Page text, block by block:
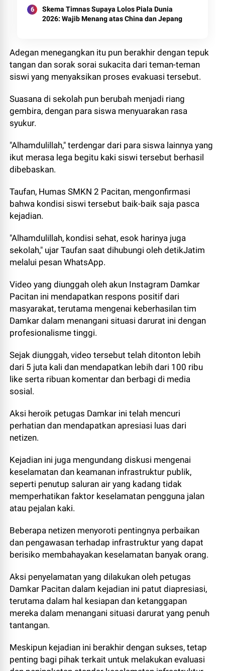
Skema Timnas Supaya Lolos Piala Dunia
2026: Wajib Menang atas China dan Jepang
Adegan menegangkan itu pun berakhir dengan tepuk
tangan dan sorak sorai sukacita dari teman-teman
siswi yang menyaksikan proses evakuasi tersebut.
Suasana di sekolah pun berubah menjadi riang
gembira, dengan para siswa menyuarakan rasa
syukur.
"Alhamdulillah," terdengar dari para siswa lainnya yang
ikut merasa lega begitu kaki siswi tersebut berhasil
dibebaskan.
Taufan, Humas SMKN 2 Pacitan, mengonfirmasi
bahwa kondisi siswi tersebut baik-baik saja pasca
kejadian.
"Alhamdulillah, kondisi sehat, esok harinya juga
sekolah," ujar Taufan saat dihubungi oleh detikJatim
melalui pesan WhatsApp.
Video yang diunggah oleh akun Instagram Damkar
Pacitan ini mendapatkan respons positif dari
masyarakat, terutama mengenai keberhasilan tim
Damkar dalam menangani situasi darurat ini dengan
profesionalisme tinggi.
Sejak diunggah, video tersebut telah ditonton lebih
dari 5 juta kali dan mendapatkan lebih dari 100 ribu
like serta ribuan komentar dan berbagi di media
sosial.
Aksi heroik petugas Damkar ini telah mencuri
perhatian dan mendapatkan apresiasi luas dari
netizen.
Kejadian ini juga mengundang diskusi mengenai
keselamatan dan keamanan infrastruktur publik,
seperti penutup saluran air yang kadang tidak
memperhatikan faktor keselamatan pengguna jalan
atau pejalan kaki.
Beberapa netizen menyoroti pentingnya perbaikan
dan pengawasan terhadap infrastruktur yang dapat
berisiko membahayakan keselamatan banyak orang.
Aksi penyelamatan yang dilakukan oleh petugas
Damkar Pacitan dalam kejadian ini patut diapresiasi,
terutama dalam hal kesiapan dan ketanggapan
mereka dalam menangani situasi darurat yang penuh
tantangan.
Meskipun kejadian ini berakhir dengan sukses, tetap
penting bagi pihak terkait untuk melakukan evaluasi